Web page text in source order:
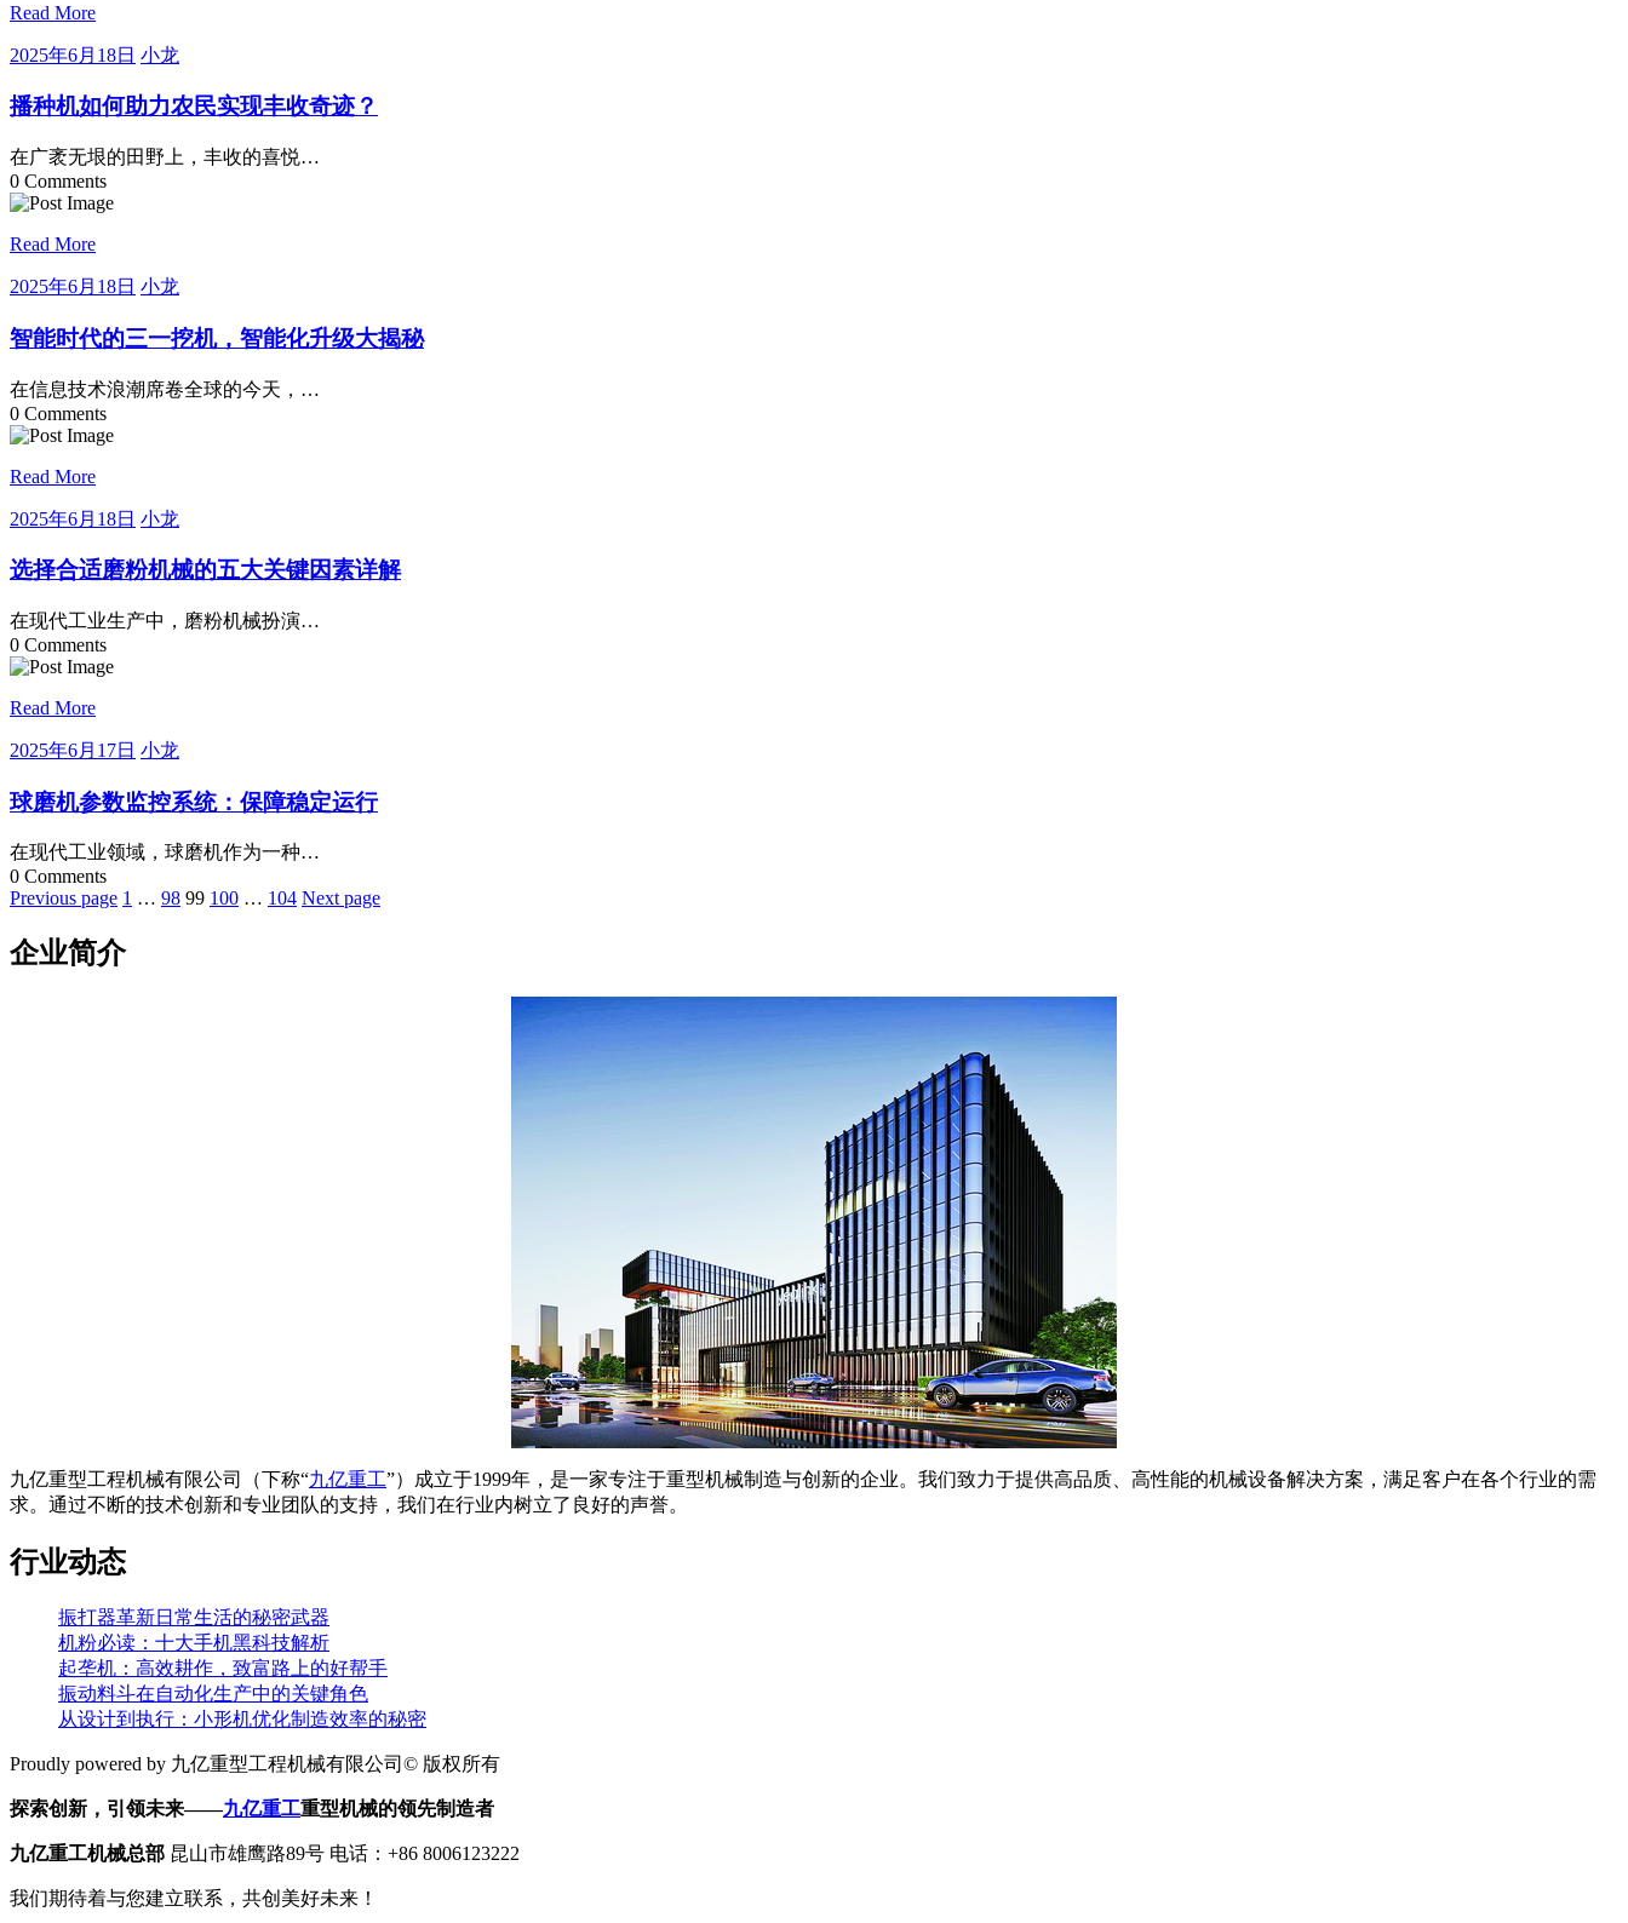
Read More
2025年6月18日 2025
6
月
18
日
小龙
播种机如何助力农民实现丰收奇迹？
在广袤无垠的田野上，丰收的喜悦…
0 Comments
Read More
2025年6月18日 2025
6
月
18
日
小龙
智能时代的三一挖机，智能化升级大揭秘
在信息技术浪潮席卷全球的今天，…
0 Comments
Read More
2025年6月18日 2025
6
月
18
日
小龙
选择合适磨粉机械的五大关键因素详解
在现代工业生产中，磨粉机械扮演…
0 Comments
Read More
2025年6月17日 2025
6
月
17
日
小龙
球磨机参数监控系统：保障稳定运行
在现代工业领域，球磨机作为一种…
0 Comments
文
章
Previous page 1 … 98 99 100 … 104 Next page
企业简介
九亿重型工程机械有限公司（下称“九亿重工”）成立于1999年，是一家专注于重型机械制造与创新的企业。我们致力于提供高品质、高性能的机械设备解决方案，满足客户在各个行业的需
求。通过不断的技术创新和专业团队的支持，我们在行业内树立了良好的声誉。
行业动态
振打器革新日常生活的秘密武器
机粉必读：十大手机黑科技解析
起垄机：高效耕作，致富路上的好帮手
振动料斗在自动化生产中的关键角色
从设计到执行：小形机优化制造效率的秘密
Proudly powered by 九亿重型工程机械有限公司© 版权所有
探索创新，引领未来——九亿重工重型机械的领先制造者
九亿重工机械总部 昆山市雄鹰路89号 电话：+86 8006123222
我们期待着与您建立联系，共创美好未来！